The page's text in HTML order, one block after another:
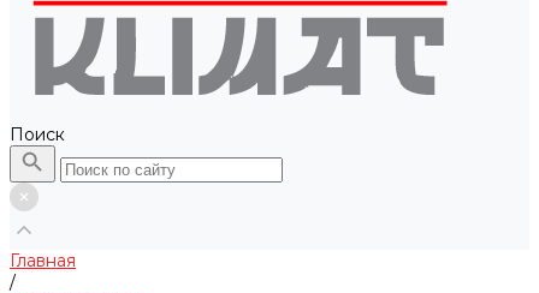
Поиск
Главная
/